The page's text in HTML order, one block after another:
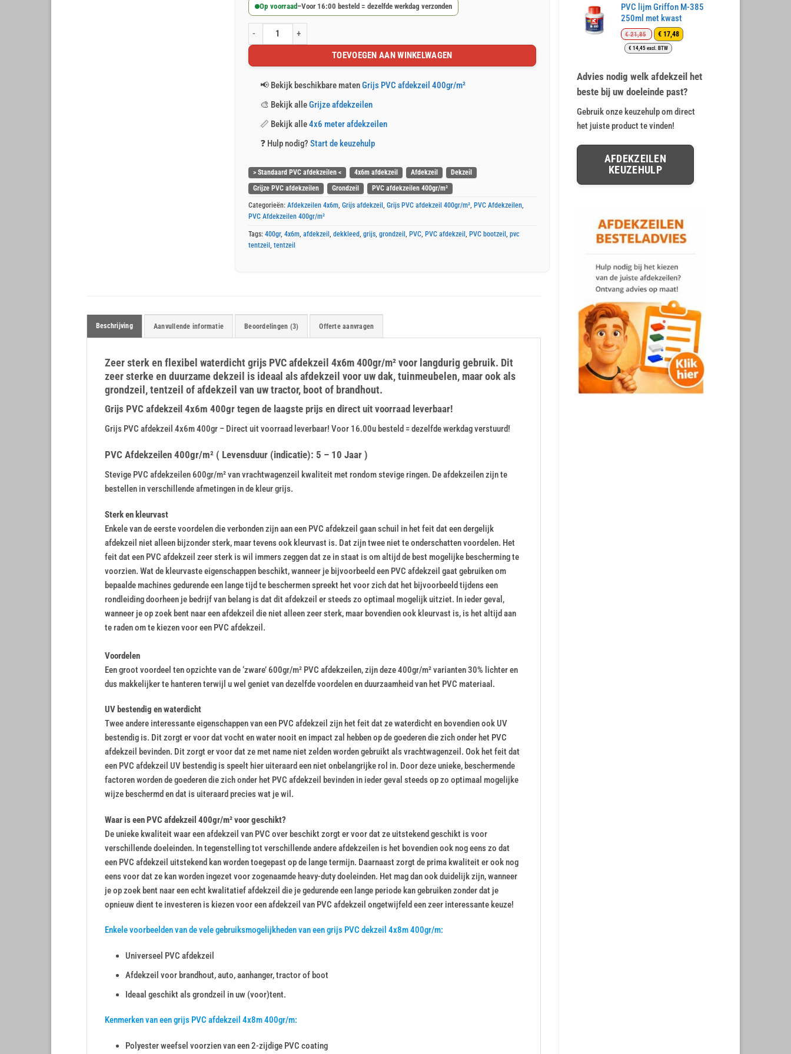
waarderingen
€ 12,78.€ 10,65.
PVC lijm Griffon M-385
250ml met kwast
€21,85
Oorspronkelijke
prijs
was:
€ 17,48 Huidige
€ 14,45excl. BTW
Advies nodig welk afdekzeil het
beste bij uw doeleinde past?
Gebruik onze keuzehulp om direct
het juiste product te vinden!
AFDEKZEILEN
KEUZEHULP
Op voorraad–Voor 16:00 besteld = dezelfde werkdag verzonden
Grijs PVC afdekzeil 4x6m 400gr/m² aantal
TOEVOEGEN AAN WINKELWAGEN
📢 Bekijk beschikbare matenGrijs PVC afdekzeil 400gr/m²
🎨 Bekijk alleGrijze afdekzeilen
📏 Bekijk alle4x6 meter afdekzeilen
❓ Hulp nodig? Start de keuzehulp
> Standaard PVC afdekzeilen < 4x6m afdekzeil Afdekzeil
Dekzeil
Grijze PVC afdekzeilen
Grondzeil PVC afdekzeilen 400gr/m²
Categorieën:Afdekzeilen 4x6m,Grijs afdekzeil,Grijs PVC afdekzeil 400gr/m², PVC Afdekzeilen,
PVC Afdekzeilen 400gr/m²
Tags:400gr,4x6m,afdekzeil,dekkleed,grijs,grondzeil, PVC, PVC afdekzeil, PVC bootzeil,pvc
tentzeil,tentzeil
Beschrijving Aanvullende informatie Beoordelingen (3) Offerte aanvragen
Zeer sterk en flexibel waterdicht grijs PVC afdekzeil 4x6m 400gr/m² voor langdurig gebruik. Dit
zeer sterke en duurzame dekzeil is ideaal als afdekzeil voor uw dak, tuinmeubelen, maar ook als
grondzeil, tentzeil of afdekzeil van uw tractor, boot of brandhout.
Grijs PVC afdekzeil 4x6m 400gr tegen de laagste prijs en direct uit voorraad leverbaar!
Grijs PVC afdekzeil 4x6m 400gr – Direct uit voorraad leverbaar! Voor 16.00u besteld = dezelfde werkdag verstuurd!
PVC Afdekzeilen 400gr/m² ( Levensduur (indicatie): 5 – 10 Jaar )
Stevige PVC afdekzeilen 600gr/m² van vrachtwagenzeil kwaliteit met rondom stevige ringen. De afdekzeilen zijn te
bestellen in verschillende afmetingen in de kleur grijs.
Sterk en kleurvast
Enkele van de eerste voordelen die verbonden zijn aan een PVC afdekzeil gaan schuil in het feit dat een dergelijk
afdekzeil niet alleen bijzonder sterk, maar tevens ook kleurvast is. Dat zijn twee niet te onderschatten voordelen. Het
feit dat een PVC afdekzeil zeer sterk is wil immers zeggen dat ze in staat is om altijd de best mogelijke bescherming te
voorzien. Wat de kleurvaste eigenschappen beschikt, wanneer je bijvoorbeeld een PVC afdekzeil gaat gebruiken om
bepaalde machines gedurende een lange tijd te beschermen spreekt het voor zich dat het bijvoorbeeld tijdens een
rondleiding doorheen je bedrijf van belang is dat dit afdekzeil er steeds zo optimaal mogelijk uitziet. In ieder geval,
wanneer je op zoek bent naar een afdekzeil die niet alleen zeer sterk, maar bovendien ook kleurvast is, is het altijd aan
te raden om te kiezen voor een PVC afdekzeil.
Voordelen
Een groot voordeel ten opzichte van de ‘zware’ 600gr/m² PVC afdekzeilen, zijn deze 400gr/m² varianten 30% lichter en
dus makkelijker te hanteren terwijl u wel geniet van dezelfde voordelen en duurzaamheid van het PVC materiaal.
UV bestendig en waterdicht
Twee andere interessante eigenschappen van een PVC afdekzeil zijn het feit dat ze waterdicht en bovendien ook UV
bestendig is. Dit zorgt er voor dat vocht en water nooit en impact zal hebben op de goederen die zich onder het PVC
afdekzeil bevinden. Dit zorgt er voor dat ze met name niet zelden worden gebruikt als vrachtwagenzeil. Ook het feit dat
een PVC afdekzeil UV bestendig is speelt hier uiteraard een niet onbelangrijke rol in. Door deze unieke, beschermende
factoren worden de goederen die zich onder het PVC afdekzeil bevinden in ieder geval steeds op zo optimaal mogelijke
wijze beschermd en dat is uiteraard precies wat je wil.
Waar is een PVC afdekzeil 400gr/m² voor geschikt?
De unieke kwaliteit waar een afdekzeil van PVC over beschikt zorgt er voor dat ze uitstekend geschikt is voor
verschillende doeleinden. In tegenstelling tot verschillende andere afdekzeilen is het bovendien ook nog eens zo dat
een PVC afdekzeil uitstekend kan worden toegepast op de lange termijn. Daarnaast zorgt de prima kwaliteit er ook nog
eens voor dat ze kan worden ingezet voor zogenaamde heavy-duty doeleinden. Het mag dan ook duidelijk zijn, wanneer
je op zoek bent naar een echt kwalitatief afdekzeil die je gedurende een lange periode kan gebruiken zonder dat je
opnieuw dient te investeren is kiezen voor een afdekzeil van PVC afdekzeil ongetwijfeld een zeer interessante keuze!
Enkele voorbeelden van de vele gebruiksmogelijkheden van een grijs PVC dekzeil 4x8m 400gr/m:
Universeel PVC afdekzeil
Afdekzeil voor brandhout, auto, aanhanger, tractor of boot
Ideaal geschikt als grondzeil in uw (voor)tent.
Kenmerken van een grijs PVC afdekzeil 4x8m 400gr/m:
Polyester weefsel voorzien van een 2-zijdige PVC coating